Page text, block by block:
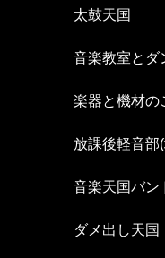
太鼓天国
音楽教室とダ
楽器と機材の
放課後軽音部
音楽天国バン
ダメ出し天国